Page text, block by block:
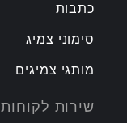
כתבות
סימוני צמיג
מותגי צמיגים
שירות לקוחות